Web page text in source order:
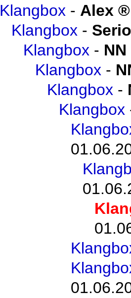
Klangbox - Alex
Klangbox -
Klangbox - NN
Klangbox -
Klangbox -
Klangbox